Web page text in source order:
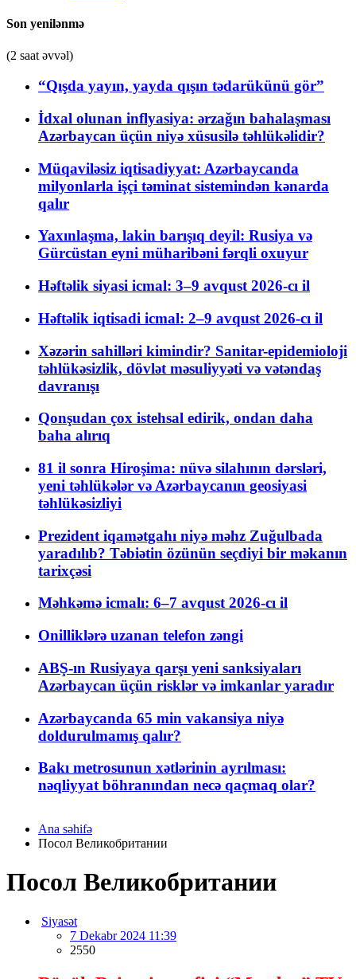
Son yenilənmə
(2 saat əvvəl)
“Qışda yayın, yayda qışın tədarükünü gör”
İdxal olunan inflyasiya: ərzağın bahalaşması
Azərbaycan üçün niyə xüsusilə təhlükəlidir?
Müqaviləsiz iqtisadiyyat: Azərbaycanda
milyonlarla işçi təminat sistemindən kənarda
qalır
Yaxınlaşma, lakin barışıq deyil: Rusiya və
Gürcüstan eyni müharibəni fərqli oxuyur
Həftəlik siyasi icmal: 3–9 avqust 2026-cı il
Həftəlik iqtisadi icmal: 2–9 avqust 2026-cı il
Xəzərin sahilləri kimindir? Sanitar-epidemioloji
təhlükəsizlik, dövlət məsuliyyəti və vətəndaş
davranışı
Qonşudan çox istehsal edirik, ondan daha
baha alırıq
81 il sonra Hiroşima: nüvə silahının dərsləri,
yeni təhlükələr və Azərbaycanın geosiyasi
təhlükəsizliyi
Prezident iqamətgahı niyə məhz Zuğulbada
yaradılıb? Təbiətin özünün seçdiyi bir məkanın
tarixçəsi
Məhkəmə icmalı: 6–7 avqust 2026-cı il
Onilliklərə uzanan telefon zəngi
ABŞ-ın Rusiyaya qarşı yeni sanksiyaları
Azərbaycan üçün risklər və imkanlar yaradır
Azərbaycanda 65 min vakansiya niyə
doldurulmamış qalır?
Bakı metrosunun xətlərinin ayrılması:
nəqliyyat böhranından necə qaçmaq olar?
Ana səhifə
Посол Великобритании
Посол Великобритании
Siyasət
7 Dekabr 2024 11:39
2550